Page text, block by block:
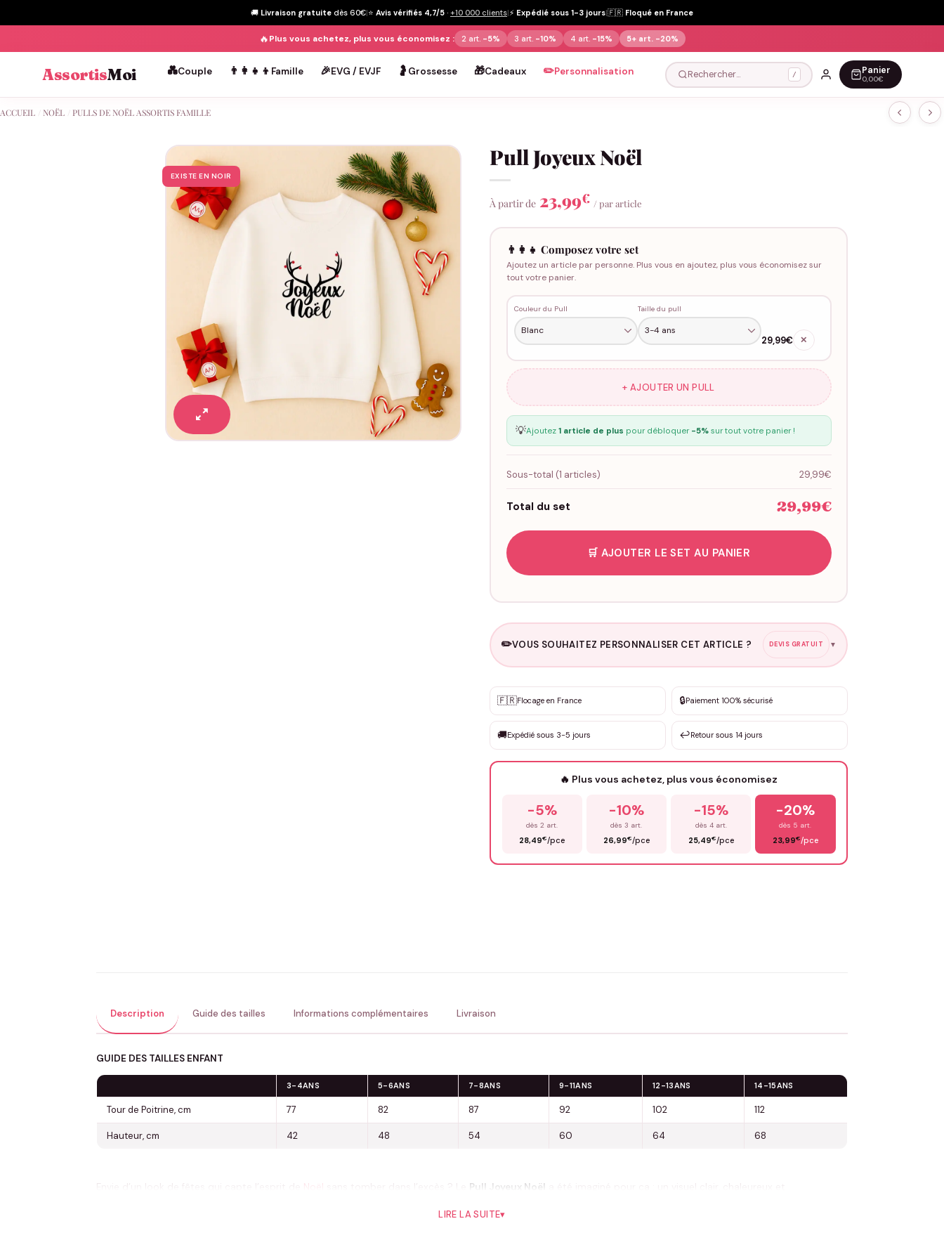
🚚 Livraison gratuite dès 60€|⭐ Avis vérifiés 4,7/5 · +10 000 clients|⚡ Expédié sous 1-3 jours|🇫🇷 Floqué en France
🔥Plus vous achetez, plus vous économisez : 2 art. -5% 3 art. -10% 4 art. -15% 5+ art. -20%
AssortisMoi 💑Couple 👨‍👩‍👧‍👦 Famille 🎉EVG / EVJF 🤰 Grossesse 🎁Cadeaux ✏️Personnalisation Rechercher… / Panier
0,00€
ACCUEIL NOËL PULLS DE NOËL ASSORTIS FAMILLE
EXISTE EN NOIR
Pull Joyeux Noël
À partir de 23,99€ / par article
👨‍👩‍👧 Composez votre set
Ajoutez un article par personne. Plus vous en ajoutez, plus vous économisez sur
tout votre panier.
Couleur du Pull Taille du pull
29,99€ ✕
+ AJOUTER UN PULL
💡Ajoutez 1 article de plus pour débloquer -5%sur tout votre panier !
Sous-total (1 articles) 29,99€
Total du set 29,99€
🛒 AJOUTER LE SET AU PANIER
✏️VOUS SOUHAITEZ PERSONNALISER CET ARTICLE ? DEVIS GRATUIT ▼
✨ Personnalisation sur mesure
DEVIS GRATUIT · Personnalisation de 3 à 10€ selon la demande
Que souhaitez-vous ?
🇫🇷Flocage en France 🔒Paiement 100% sécurisé
🚚Expédié sous 3-5 jours ↩️Retour sous 14 jours
🔥 Plus vous achetez, plus vous économisez
-5%
dès 2 art.
28,49€/pce
-10%
dès 3 art.
26,99€/pce
-15%
dès 4 art.
25,49€/pce
-20%
dès 5 art.
23,99€/pce
Description Guide des tailles Informations complémentaires Livraison
GUIDE DES TAILLES ENFANT
3-4ANS 5-6ANS 7-8ANS 9-11ANS 12-13ANS 14-15ANS
Tour de Poitrine, cm 77 82 87 92 102 112
Hauteur, cm 42 48 54 60 64 68
Envie d’un look de fêtes qui capte l’esprit de Noël sans tomber dans l’excès ? Le Pull Joyeux Noël a été imaginé pour ça : un visuel clair, chaleureux et
Noël » s’affiche fièrement au centre, comme une invitation à profiter de la saison, entouré d’un motif délicat qui respire la magie hivernale.
LIRE LA SUITE▾